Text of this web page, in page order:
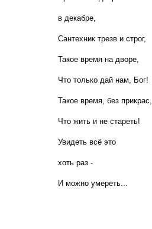
в декабре,
Сантехник трезв и строг,
Такое время на дворе,
Что только дай нам, Бог!
Такое время, без прикрас,
Что жить и не стареть!
Увидеть всё это
хоть раз -
И можно умереть...